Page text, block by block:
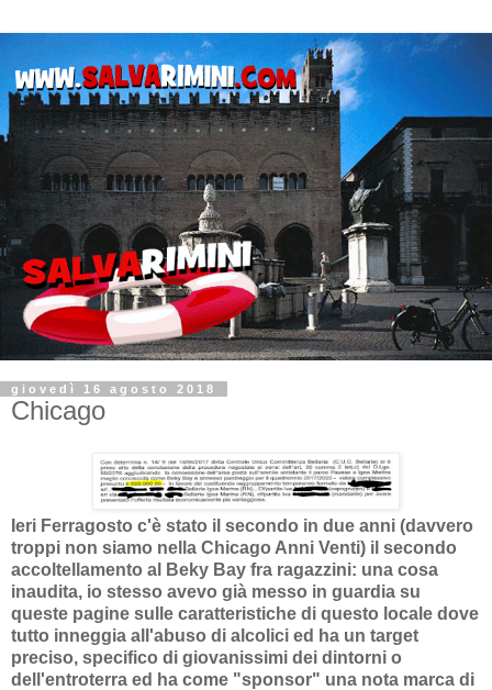
giovedì 16 agosto 2018
Chicago
Ieri Ferragosto c'è stato il secondo in due anni (davvero
troppi non siamo nella Chicago Anni Venti) il secondo
accoltellamento al Beky Bay fra ragazzini: una cosa
inaudita, io stesso avevo già messo in guardia su
queste pagine sulle caratteristiche di questo locale dove
tutto inneggia all'abuso di alcolici ed ha un target
preciso, specifico di giovanissimi dei dintorni o
dell'entroterra ed ha come "sponsor" una nota marca di